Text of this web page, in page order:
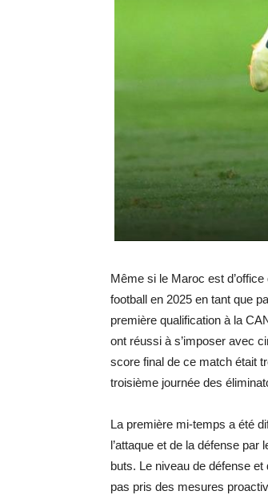
Même si le Maroc est
football en 2025 en tant que
première qualification à la
ont réussi à s’imposer avec
score final de ce match était
troisième journée des
La première mi-temps a été
l’attaque et de la défense
buts. Le niveau de défense
pas pris des mesures